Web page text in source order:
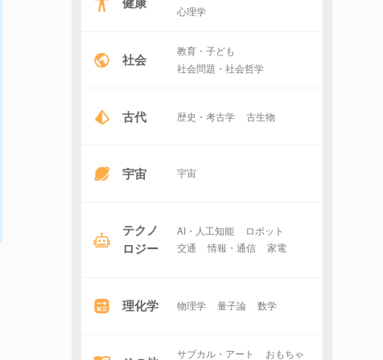
心理学
社会
教育・子ども
社会問題・社会哲学
古代 歴史・考古学 古生物
宇宙 宇宙
テクノ
ロジー
AI・人工知能
ロボット
交通
情報・通信 家電
理化学 物理学 量子論 数学
サブカル・アート おもちゃ